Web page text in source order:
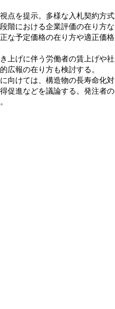
点を提示。多様な入札契約方式
階における企業評価の在り方な
な予定価格の在り方や適正価格
上げに伴う労働者の賃上げや社
広報の在り方も検討する。
向けては、構造物の長寿命化対
促進などを議論する。発注者の